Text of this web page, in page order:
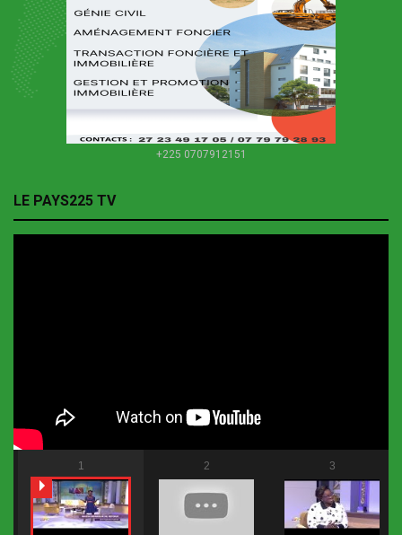
+225 0707912151
LE PAYS225 TV
1 2 3